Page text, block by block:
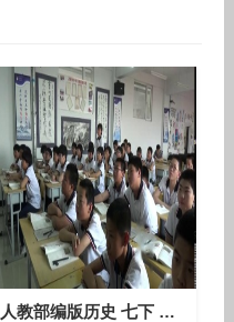
人教部编版历史 七下 第十七课《明朝的灭亡》课堂教学视频-张玉惠